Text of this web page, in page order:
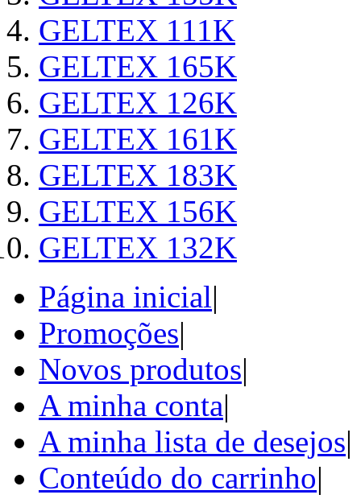
GELTEX 111K
GELTEX 165K
GELTEX 126K
GELTEX 161K
GELTEX 183K
GELTEX 156K
GELTEX 132K
Página inicial|
Promoções|
Novos produtos|
A minha conta|
A minha lista de desejos|
Conteúdo do carrinho|